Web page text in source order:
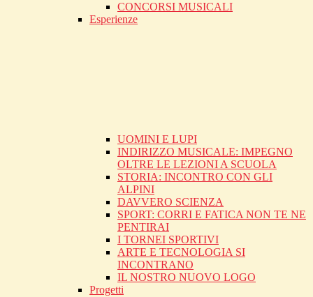
CONCORSI MUSICALI
Esperienze
UOMINI E LUPI
INDIRIZZO MUSICALE: IMPEGNO
OLTRE LE LEZIONI A SCUOLA
STORIA: INCONTRO CON GLI
ALPINI
DAVVERO SCIENZA
SPORT: CORRI E FATICA NON TE NE
PENTIRAI
I TORNEI SPORTIVI
ARTE E TECNOLOGIA SI
INCONTRANO
IL NOSTRO NUOVO LOGO
Progetti